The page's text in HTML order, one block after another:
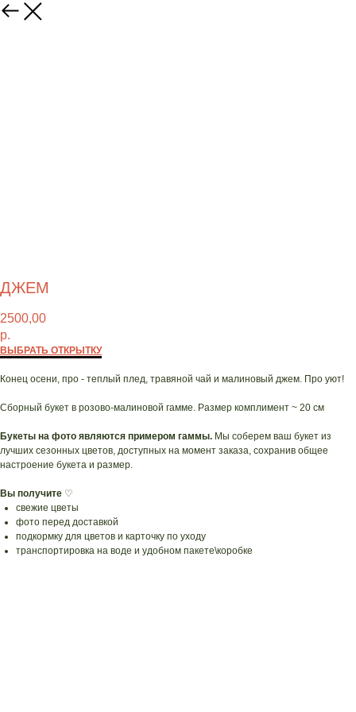
ДЖЕМ
2500,00
р.
ВЫБРАТЬ ОТКРЫТКУ
Конец осени, про - теплый плед, травяной чай и малиновый джем. Про уют!
Сборный букет в розово-малиновой гамме. Размер комплимент ~ 20 см
Букеты на фото являются примером гаммы. Мы соберем ваш букет из
лучших сезонных цветов, доступных на момент заказа, сохранив общее
настроение букета и размер.
Вы получите ♡
свежие цветы
фото перед доставкой
подкормку для цветов и карточку по уходу
транспортировка на воде и удобном пакете\коробке